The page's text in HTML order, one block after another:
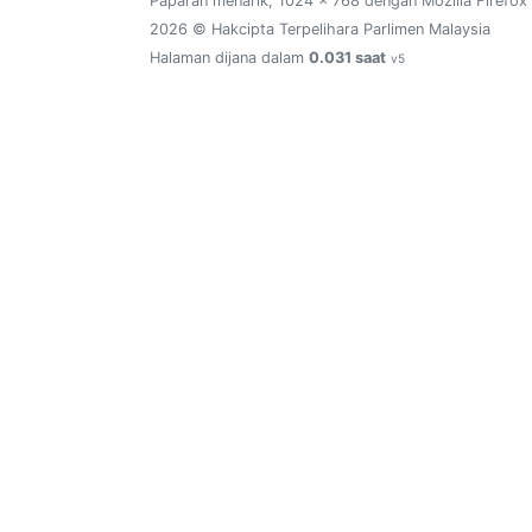
2026 © Hakcipta Terpelihara Parlimen Malaysia
Halaman dijana dalam 0.031 saat v5